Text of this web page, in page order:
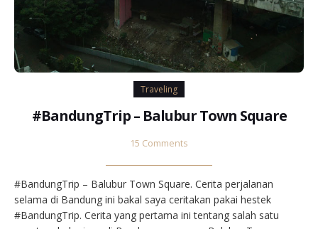
Traveling
#BandungTrip – Balubur Town Square
15 Comments
#BandungTrip – Balubur Town Square. Cerita perjalanan
selama di Bandung ini bakal saya ceritakan pakai hestek
#BandungTrip. Cerita yang pertama ini tentang salah satu